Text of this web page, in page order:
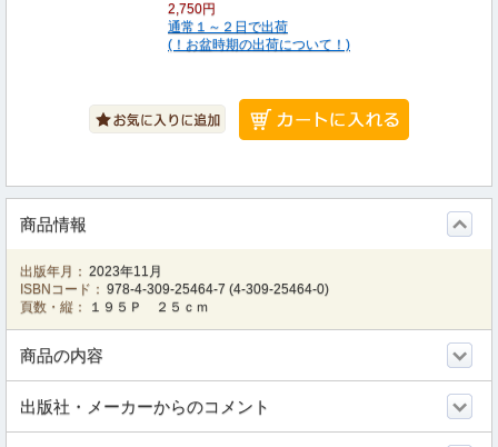
2,750円
通常１～２日で出荷
(！お盆時期の出荷について！)
商品情報
出版年月： 2023年11月
ISBNコード： 978-4-309-25464-7 (4-309-25464-0)
頁数・縦：
１９５Ｐ ２５ｃｍ
商品の内容
出版社・メーカーからのコメント